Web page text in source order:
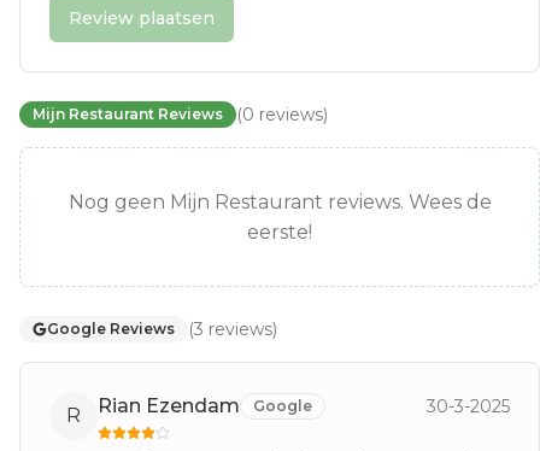
Review plaatsen
Mijn Restaurant Reviews (0 reviews)
Nog geen Mijn Restaurant reviews. Wees de
eerste!
Google Reviews (3 reviews)
R Rian Ezendam Google 30-3-2025